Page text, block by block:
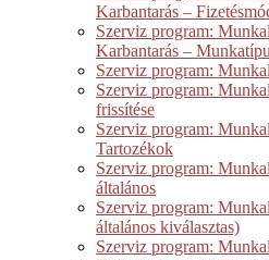
Karbantarás –
Szerviz program:
Karbantarás –
Szerviz program:
Szerviz program:
frissítése
Szerviz program:
Tartozékok
Szerviz program:
általános
Szerviz program:
általános kiválasztas)
Szerviz program: